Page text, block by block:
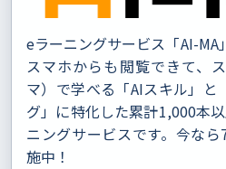
eラーニングサービス「AI-
スマホからも閲覧できて、
マ）で学べる「AIスキル」と
グ」に特化した累計1,000本
ニングサービスです。今な
施中！